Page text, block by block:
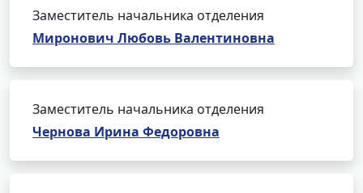
Заместитель начальника отделения
Миронович Любовь Валентиновна
Заместитель начальника отделения
Чернова Ирина Федоровна